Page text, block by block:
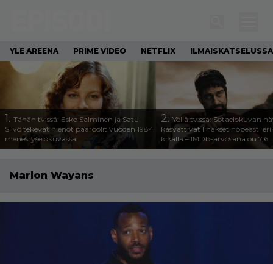
YLE AREENA PRIME VIDEO NETFLIX ILMAISKATSELUSSA
1. Tänän tv:ssä: Esko Salminen ja Satu
Silvo tekevät hienot pääroolit vuoden 1984
menestyselokuvassa
2. Yöllä tv:ssä: Sotaelokuvan
kasvattivat lihakset nopeasti
kikalla – IMDb-arvosana on 7,6
Marlon Wayans